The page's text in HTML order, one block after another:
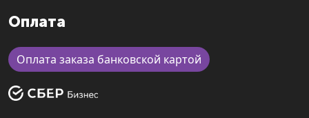
Оплата
Оплата заказа банковской картой